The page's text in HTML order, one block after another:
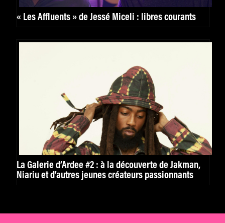
« Les Affluents » de Jessé Miceli : libres courants
La Galerie d’Ardee #2 : à la découverte de Jakman,
Niariu et d’autres jeunes créateurs passionnants